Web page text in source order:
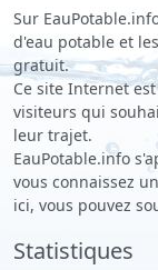
Sur
d'eau potable et
gratuit.
Ce site Internet
visiteurs qui
leur trajet.
EauPotable.info
vous connaissez
ici, vous pouvez
Statistiques